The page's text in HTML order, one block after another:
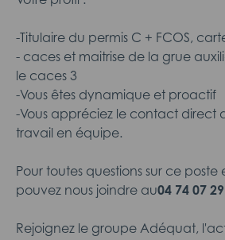
-Titulaire du permis C + FCOS,
- caces et maitrise de la grue
le caces 3
-Vous êtes dynamique et proactif
-Vous appréciez le contact direct
travail en équipe.
Pour toutes questions sur ce poste
pouvez nous joindre au04 74 07
Rejoignez le groupe Adéquat,